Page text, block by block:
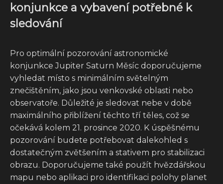
konjunkce a vybavení potřebné k
sledování
Pro optimální pozorování astronomické
konjunkce Jupiter Saturn Měsíc doporučujeme
vyhledat místo s minimálním světelným
znečištěním, jako jsou venkovské oblasti nebo
observatoře. Důležité je sledovat nebe v době
maximálního přiblížení těchto tří těles, což se
očekává kolem 21. prosince 2020. K úspěšnému
pozorování budete potřebovat dalekohled s
dostatečným zvětšením a stativem pro stabilizaci
obrazu. Doporučujeme také použít hvězdářskou
mapu nebo aplikaci pro identifikaci polohy planet